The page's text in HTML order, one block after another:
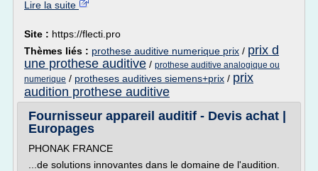
Lire la suite
Site : https://flecti.pro
Thèmes liés : prothese auditive numerique prix / prix d
une prothese auditive / prothese auditive analogique ou
numerique / protheses auditives siemens+prix / prix
audition prothese auditive
Fournisseur appareil auditif - Devis achat |
Europages
PHONAK FRANCE
...de solutions innovantes dans le domaine de l'audition.